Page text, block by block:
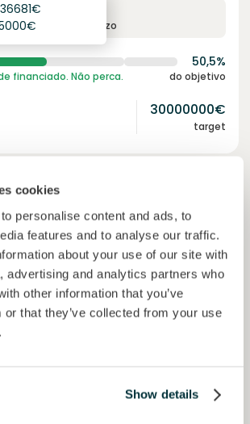
cookies
personalise content and ads, to
features and to analyse our traffic.
about your use of our site with
advertising and analytics partners who
other information that you’ve
or that they’ve collected from your use
Show details
prazo
€
€
50,5%
financiado. Não perca. do objetivo
30000000€
target
para uma empresa automóvel